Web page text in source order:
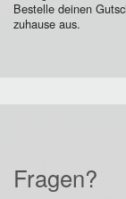
Bestelle deinen
zuhause aus.
Fragen?